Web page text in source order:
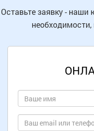
Оставьте заявку -